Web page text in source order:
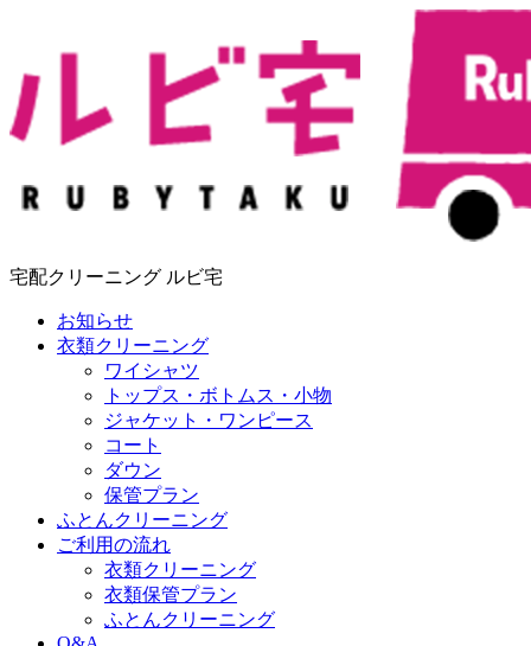
宅配クリーニング ルビ宅
お知らせ
衣類クリーニング
ワイシャツ
トップス・ボトムス・小物
ジャケット・ワンピース
コート
ダウン
保管プラン
ふとんクリーニング
ご利用の流れ
衣類クリーニング
衣類保管プラン
ふとんクリーニング